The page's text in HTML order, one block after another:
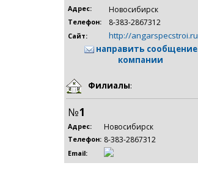
Адрес:
Новосибирск
Телефон: 8-383-2867312
Сайт:
http://angarspecstroi.ru
направить сообщение
компании
Филиалы:
№1
Адрес: Новосибирск
Телефон: 8-383-2867312
Email: